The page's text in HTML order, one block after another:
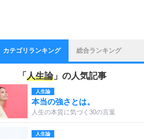
カテゴリランキング 総合ランキング
「 人生論」の人気記事
人生論
本当の強さとは。
人生の本質に気づく30の言葉
人生論